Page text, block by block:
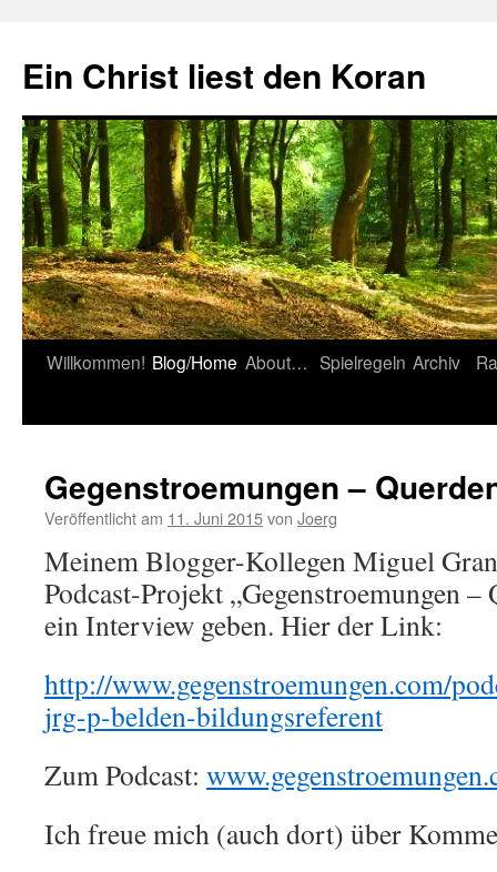
springen
Ein Christ liest den Koran
Willkommen! Blog/Home About… Spielregeln Archiv
Gegenstroemungen –
Veröffentlicht am 11. Juni 2015von Joerg
Meinem Blogger-Kollegen Miguel
Podcast-Projekt „Gegenstroemungen –
ein Interview geben. Hier der Link:
http://www.gegenstroemungen.com/
jrg-p-belden-bildungsreferent
Zum Podcast:
Ich freue mich (auch dort) über